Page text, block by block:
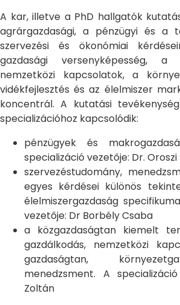
A kar, illetve a PhD hallgatók
agrárgazdasági, a pénzügyi és a
szervezési és ökonómiai
gazdasági versenyképesség, a
nemzetközi kapcsolatok, a
vidékfejlesztés és az élelmiszer
koncentrál. A kutatási
specializációhoz kapcsolódik:
pénzügyek és
specializáció vezetője: Dr. Oroszi
szervezéstudomány,
egyes kérdései különös
élelmiszergazdaság
vezetője: Dr Borbély Csaba
a közgazdaságtan kiemelt
gazdálkodás, nemzetközi
gazdaságtan,
menedzsment. A
Zoltán